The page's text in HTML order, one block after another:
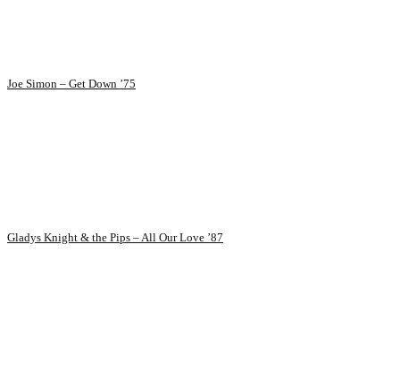
Joe Simon – Get Down ’75
Gladys Knight & the Pips – All Our Love ’87